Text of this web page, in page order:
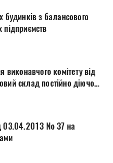
комітету від
постійно діючої
власність»
03.04.2013 № 37 на